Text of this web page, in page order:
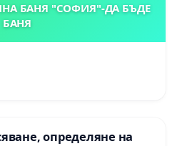
БАНЯ "СОФИЯ"-ДА БЪДЕ
БАНЯ
определяне на